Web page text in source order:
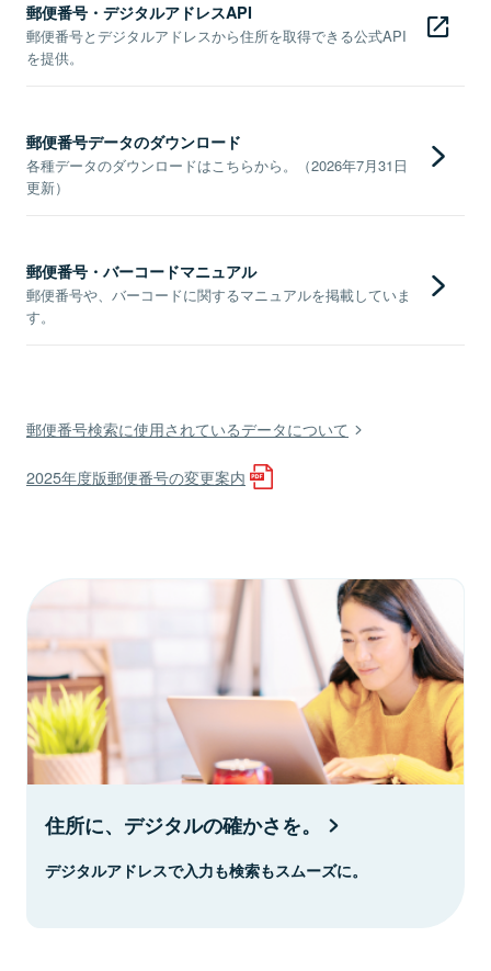
郵便番号・デジタルアドレスAPI
郵便番号とデジタルアドレスから住所を取得できる公式API
を提供。
郵便番号データのダウンロード
各種データのダウンロードはこちらから。（2026年7月31日
更新）
郵便番号・バーコードマニュアル
郵便番号や、バーコードに関するマニュアルを掲載していま
す。
郵便番号検索に使用されているデータについて
2025年度版郵便番号の変更案内
住所に、デジタルの確かさを。
デジタルアドレスで入力も検索もスムーズに。